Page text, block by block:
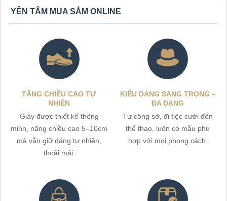
YÊN TÂM MUA SẮM ONLINE
TĂNG CHIỀU CAO TỰ
NHIÊN
Giày được thiết kế thông
minh, nâng chiều cao 5–10cm
mà vẫn giữ dáng tự nhiên,
thoải mái.
KIỂU DÁNG SANG TRỌNG –
ĐA DẠNG
Từ công sở, đi tiệc cưới đến
thể thao, luôn có mẫu phù
hợp với mọi phong cách.